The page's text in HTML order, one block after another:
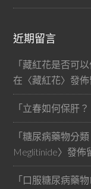
近期留言
「藏紅花是否可
在〈藏紅花〉發
「立春如何保肝
「糖尿病藥物分
Meglitinide〉發佈
「口服糖尿病藥